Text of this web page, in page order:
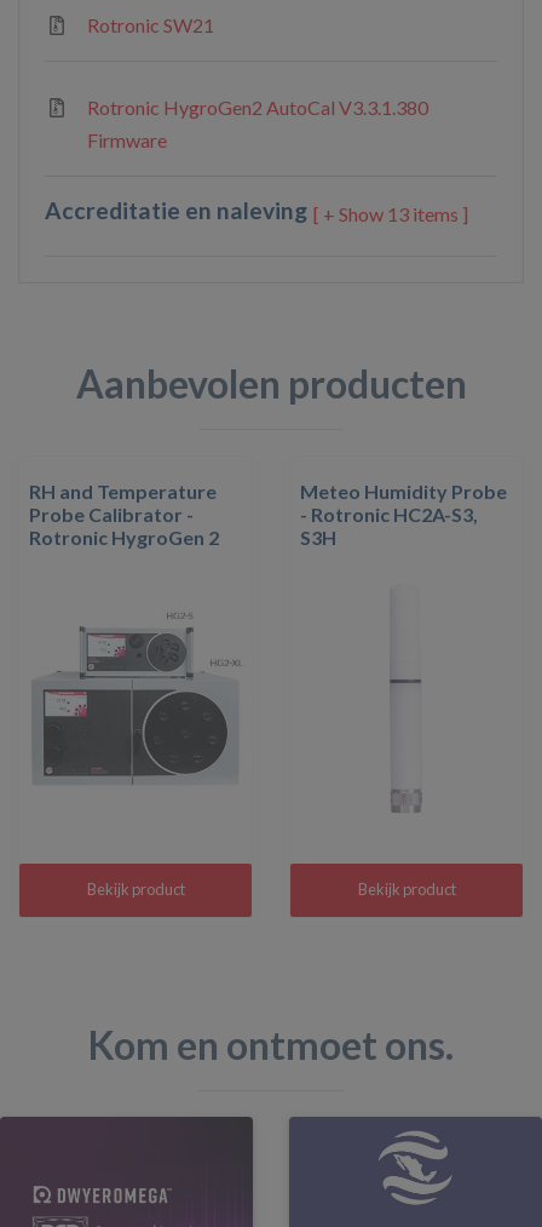
Rotronic SW21
Rotronic HygroGen2 AutoCal V3.3.1.380
Firmware
Accreditatie en naleving 13 items ]
Aanbevolen producten
RH and Temperature
Probe Calibrator -
Rotronic HygroGen 2
Bekijk product
Meteo Humidity Probe
- Rotronic HC2A-S3,
S3H
Bekijk product
Kom en ontmoet ons.